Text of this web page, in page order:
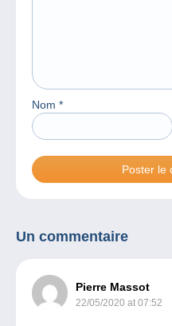
Nom *
Un commentaire
Pierre Massot
22/05/2020 at 07:52